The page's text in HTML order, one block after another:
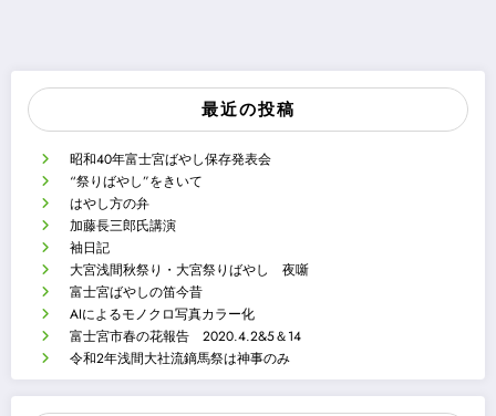
最近の投稿
昭和40年富士宮ばやし保存発表会
“祭りばやし”をきいて
はやし方の弁
加藤長三郎氏講演
袖日記
大宮浅間秋祭り・大宮祭りばやし 夜噺
富士宮ばやしの笛今昔
AIによるモノクロ写真カラー化
富士宮市春の花報告 2020.4.2&5＆14
令和2年浅間大社流鏑馬祭は神事のみ